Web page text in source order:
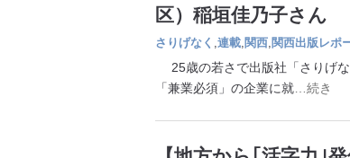
区）稲垣佳乃子さん
さりげなく ,連載, 関西, 関西出版レポ
25歳の若さで出版社「さりげな
「兼業必須」の企業に就 …続き